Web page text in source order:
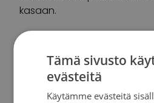
kasaan.
Karihtala on toiminut
Tämä sivusto
evästeitä
Käytämme evästeitä